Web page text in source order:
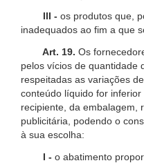
III - os produtos que,
inadequados ao fim a que
Art. 19. Os
pelos vícios de quantidade
respeitadas as variações
conteúdo líquido for
recipiente, da embalagem,
publicitária, podendo o
à sua escolha:
I - o abatimento